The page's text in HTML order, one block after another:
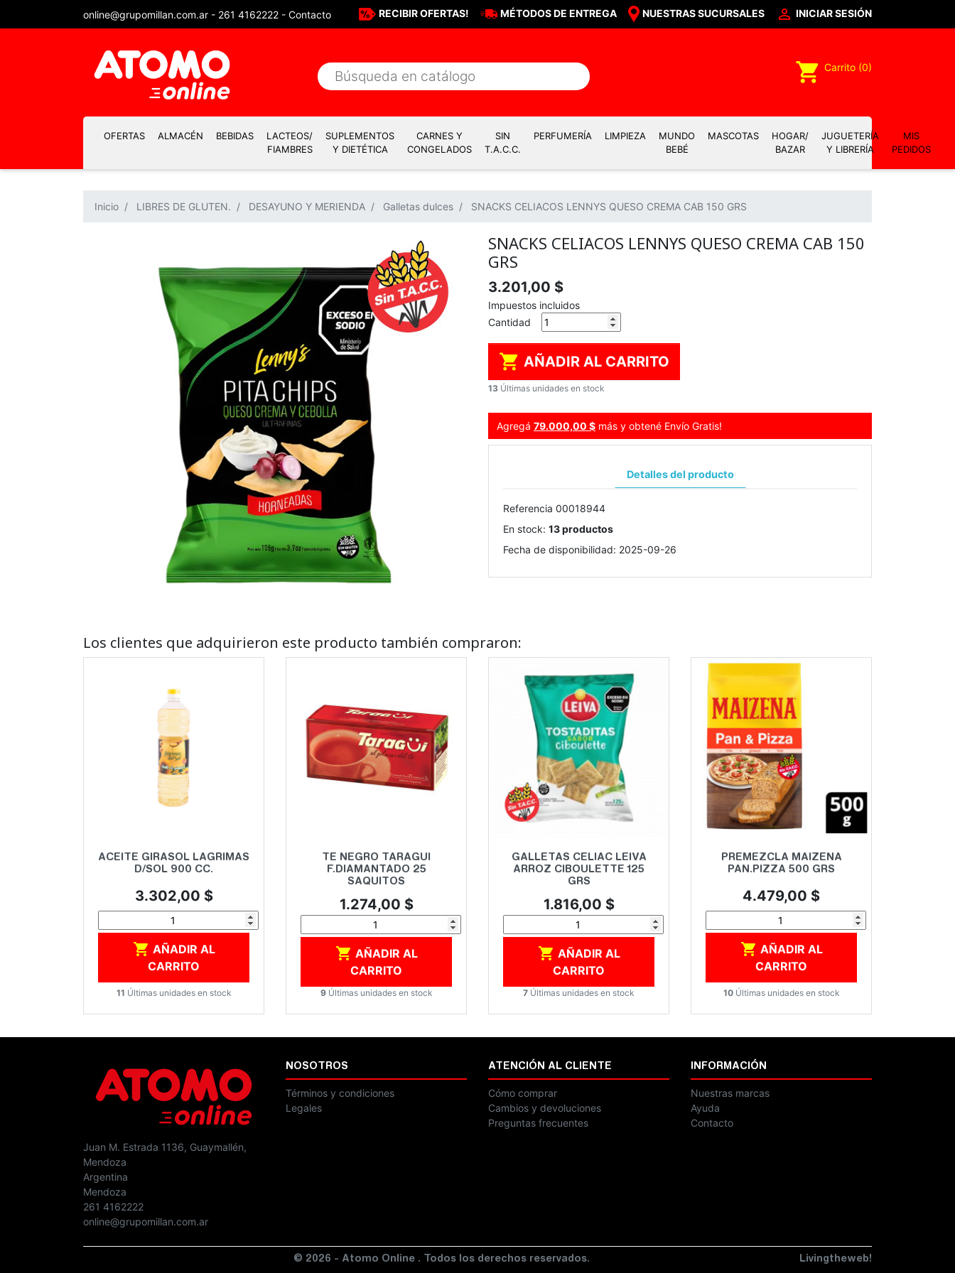
online@grupomillan.com.ar - 261 4162222 - Contacto RECIBIR OFERTAS! MÉTODOS DE ENTREGA NUESTRAS SUCURSALES  INICIAR SESIÓN
shopping_cart Carrito (0)
OFERTAS ALMACÉN BEBIDAS
LACTEOS/
FIAMBRES
SUPLEMENTOS
Y DIETÉTICA
CARNES Y
CONGELADOS
SIN
T.A.C.C.
PERFUMERÍA LIMPIEZA
MUNDO
BEBÉ
MASCOTAS
HOGAR/
BAZAR
JUGUETERÍA
Y LIBRERÍA
MIS
PEDIDOS
Inicio LIBRES DE GLUTEN. DESAYUNO Y MERIENDA Galletas dulces SNACKS CELIACOS LENNYS QUESO CREMA CAB 150 GRS
SNACKS CELIACOS LENNYS QUESO CREMA CAB 150
GRS
3.201,00 $
Impuestos incluidos
Cantidad
 AÑADIR AL CARRITO
13 Últimas unidades en stock
Agregá 79.000,00 $ más y obtené Envío Gratis!
Detalles del producto
Referencia 00018944
En stock: 13 productos
Fecha de disponibilidad: 2025-09-26
Los clientes que adquirieron este producto también compraron:
Vista rápida
ACEITE GIRASOL LAGRIMAS
D/SOL 900 CC.
Precio
3.302,00 $

CARRITO
11 Últimas unidades en stock
Vista rápida
TE NEGRO TARAGUI
F.DIAMANTADO 25
SAQUITOS
Precio
1.274,00 $

CARRITO
9 Últimas unidades en stock
Vista rápida
GALLETAS CELIAC LEIVA
ARROZ CIBOULETTE 125
GRS
Precio
1.816,00 $

CARRITO
7 Últimas unidades en stock
Vista rápida
PREMEZCLA MAIZENA
PAN.PIZZA 500 GRS
Precio
4.479,00 $

CARRITO
10 Últimas unidades en stock
Juan M. Estrada 1136, Guaymallén,
Mendoza
Argentina
Mendoza
261 4162222
online@grupomillan.com.ar
NOSOTROS
Términos y condiciones
Legales
ATENCIÓN AL CLIENTE
Cómo comprar
Cambios y devoluciones
Preguntas frecuentes
INFORMACIÓN
Nuestras marcas
Ayuda
Contacto
© 2026 - Atomo Online . Todos los derechos reservados. Livingtheweb!